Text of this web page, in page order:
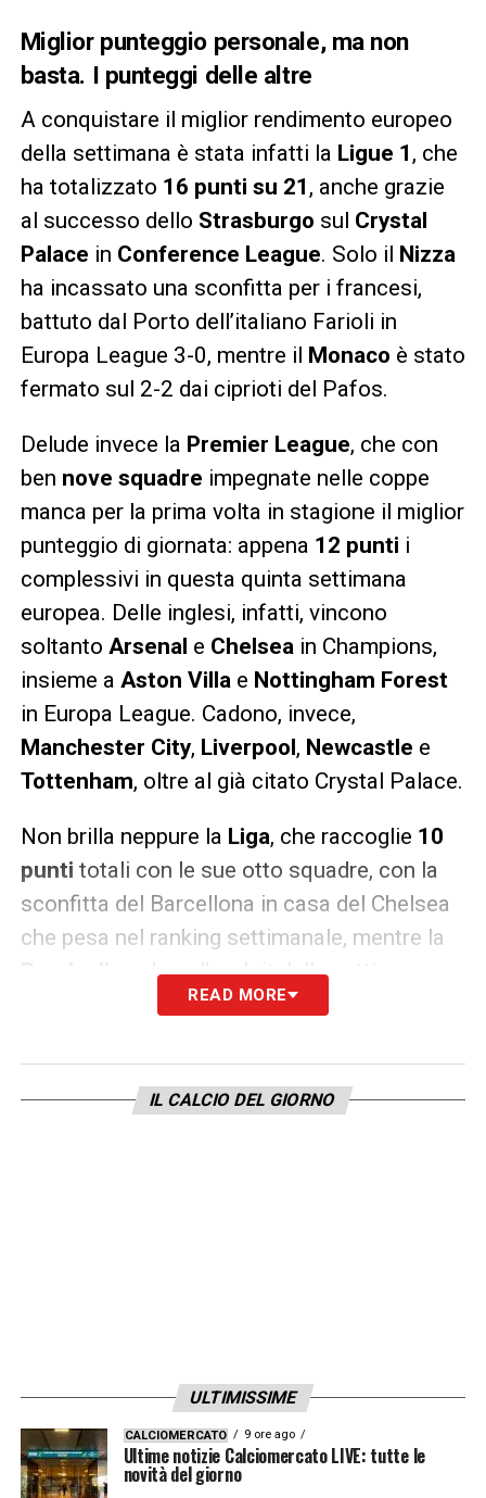
Miglior punteggio personale, ma non
basta. I punteggi delle altre
A conquistare il miglior rendimento europeo
della settimana è stata infatti la Ligue 1 , che
ha totalizzato 16 punti su 21 , anche grazie
al successo dello Strasburgo sul Crystal
Palace in Conference League. Solo il Nizza
ha incassato una sconfitta per i francesi,
battuto dal Porto dell’italiano Farioli in
Europa League 3-0, mentre il Monaco è stato
fermato sul 2-2 dai ciprioti del Pafos.
Delude invece la Premier League, che con
ben nove squadre impegnate nelle coppe
manca per la prima volta in stagione il miglior
punteggio di giornata: appena 12 punti i
complessivi in questa quinta settimana
europea. Delle inglesi, infatti, vincono
soltanto Arsenal e Chelsea in Champions,
insieme a Aston Villa e Nottingham Forest
in Europa League. Cadono, invece,
Manchester City, Liverpool, Newcastle e
Tottenham, oltre al già citato Crystal Palace.
Non brilla neppure la Liga, che raccoglie 10
punti totali con le sue otto squadre, con la
sconfitta del Barcellona in casa del Chelsea
che pesa nel ranking settimanale, mentre la
, dopo l’exploit della settimana
precedente (16/21 e secondo miglior
punticonquistati tra Bayern, Leverkusen,
Friburgo e Stoccarda.
uscite stagionali.
Il ranking UEFA
READ MORE
IL CALCIO DEL GIORNO
ULTIMISSIME
CALCIOMERCATO 9 ore ago
Ultime notizie Calciomercato LIVE: tutte le
novità del giorno